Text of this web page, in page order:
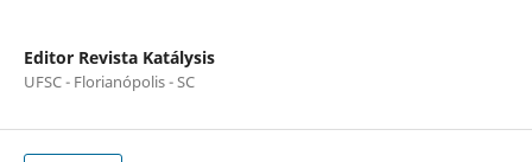
Editor Revista Katálysis
UFSC - Florianópolis - SC